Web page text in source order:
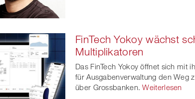
FinTech Yokoy wächst
Multiplikatoren
Das FinTech Yokoy öffnet sich mit
für Ausgabenverwaltung den Weg
über Grossbanken. Weiterlesen